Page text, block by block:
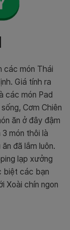
các món Thái
Giá tính ra
các món Pad
Cơm Chiên
ăn ở đây đậm
món thôi là
đã lắm luôn.
lạp xưởng
biệt các bạn
Xoài chín ngon